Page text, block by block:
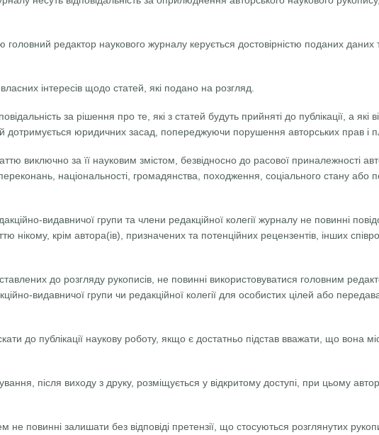
головний редактор наукового журналу керується достовірністю поданих даних
інтересів щодо статей, які подано на розгляд.
за рішення про те, які з статей будуть прийняті до публікації, а які
дотримується юридичних засад, попереджуючи порушення авторських прав і
виключно за її науковим змістом, безвідносно до расової приналежності
переконань, національності, громадянства, походження, соціального стану або
видавничої групи та члени редакційної колегії журналу не повинні
крім автора(ів), призначених та потенційних рецензентів, інших
до розгляду рукописів, не повинні використовуватися головним
видавничої групи чи редакційної колегії для особистих цілей або
до публікації наукову роботу, якщо є достатньо підстав вважати, що вона
після виходу з друку, розміщується у відкритому доступі, при цьому
не повинні залишати без відповіді претензії, що стосуються розглянутих